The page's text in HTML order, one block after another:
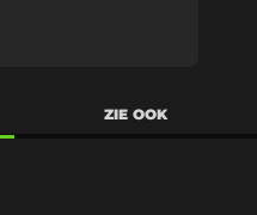
ZIE OOK